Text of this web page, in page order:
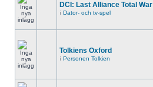
DCI: Last Alliance Total War
i Dator- och tv-spel
Tolkiens Oxford
i Personen Tolkien